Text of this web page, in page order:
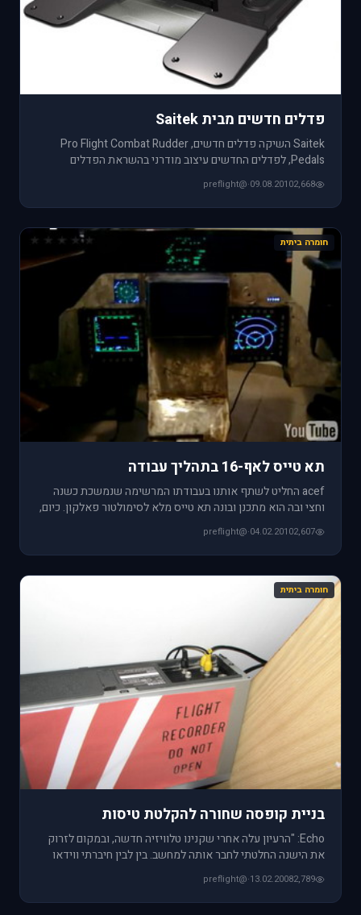
פדלים חדשים מבית Saitek
Saitek השיקה פדלים חדשים, Pro Flight Combat Rudder
Pedals, לפדלים החדשים עיצוב מודרני בהשראת הפדלים
2,668
09.08.2010
·
@preflight
חומרה ביתית
תא טייס לאף-16 בתהליך עבודה
acef החליט לשתף אותנו בעבודתו המרשימה שנמשכת כשנה
וחצי ובה הוא מתכנן ובונה תא טייס מלא לסימולטור פאלקון. כיום,
2,607
04.02.2010
·
@preflight
חומרה ביתית
בניית קופסה שחורה להקלטת טיסות
Echo: "הרעיון עלה אחרי שקנינו טלוויזיה חדשה, ובמקום לזרוק
את הישנה החלטתי לחבר אותה למחשב. בין לבין חיברתי ווידאו
ישן שמ
2,789
13.02.2008
·
@preflight